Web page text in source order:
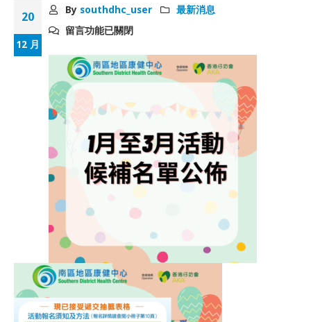
20
12 月
By southdhc_user
最新消息
留言功能已關閉